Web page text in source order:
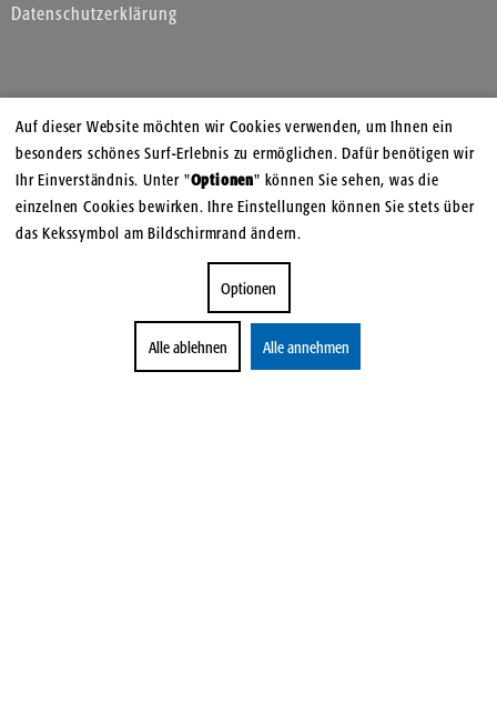
Datenschutzerklärung
Auf dieser Website möchten wir Cookies verwenden, um Ihnen ein
besonders schönes Surf-Erlebnis zu ermöglichen. Dafür benötigen wir
Ihr Einverständnis. Unter "Optionen" können Sie sehen, was die
einzelnen Cookies bewirken. Ihre Einstellungen können Sie stets über
das Kekssymbol am Bildschirmrand ändern.
Optionen
Alle ablehnen Alle annehmen